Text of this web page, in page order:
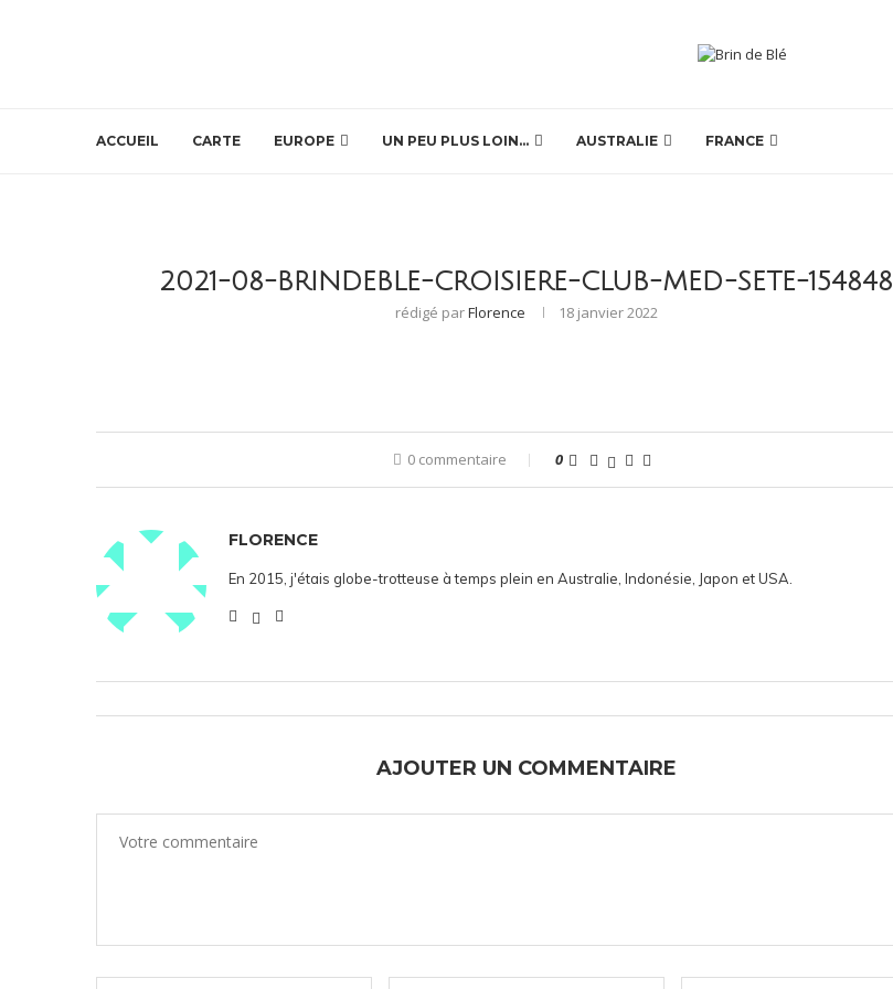
ACCUEIL CARTE EUROPE UN PEU PLUS LOIN… AUSTRALIE FRANCE
2021-08-BRINDEBLE-CROISIERE-CLUB-MED-SETE-154848
rédigé parFlorence 18 janvier 2022
0 commentaire 0
FLORENCE
En 2015, j'étais globe-trotteuse à temps plein en Australie, Indonésie, Japon et USA.
AJOUTER UN COMMENTAIRE